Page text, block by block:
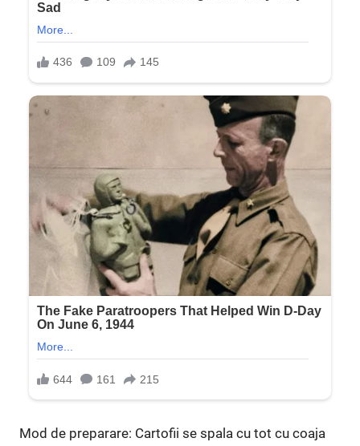
Mod de preparare: Cartofii se spala cu tot cu coaja